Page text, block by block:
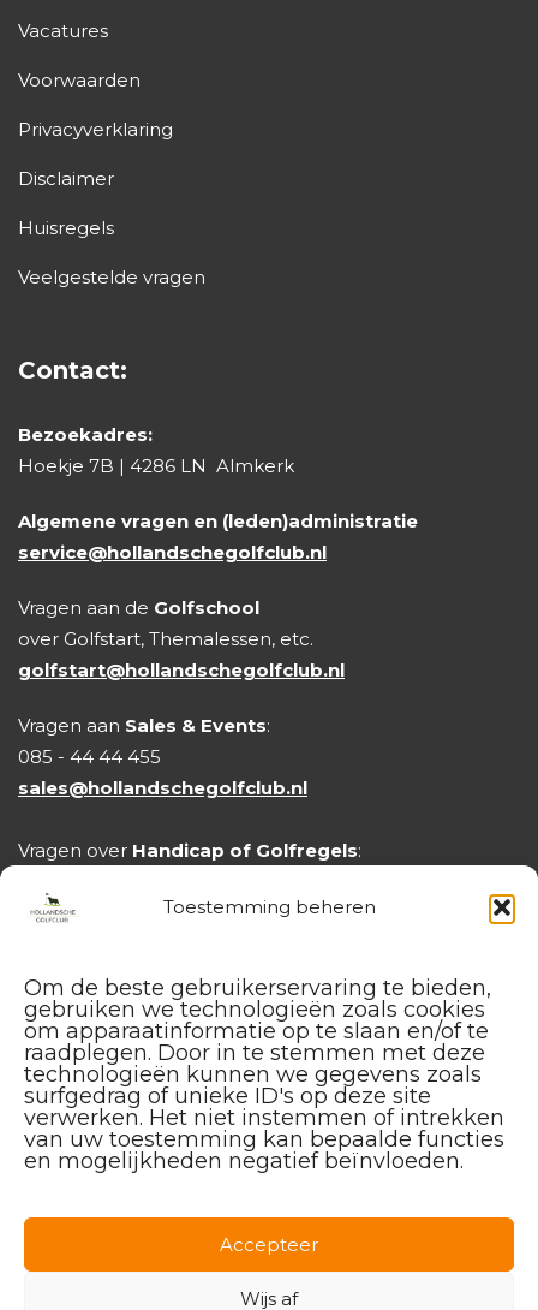
Toestemming beheren
Om de beste gebruikerservaring te bieden,
gebruiken we technologieën zoals cookies
om apparaatinformatie op te slaan en/of te
raadplegen. Door in te stemmen met deze
technologieën kunnen we gegevens zoals
surfgedrag of unieke ID's op deze site
verwerken. Het niet instemmen of intrekken
van uw toestemming kan bepaalde functies
en mogelijkheden negatief beïnvloeden.
Accepteer
Wijs af
Vacatures
Voorwaarden
Privacyverklaring
Disclaimer
Huisregels
Veelgestelde vragen
Contact:
Bezoekadres:
Hoekje 7B | 4286 LN Almkerk
Algemene vragen en (leden)administratie
service@hollandschegolfclub.nl
Vragen aan de Golfschool
over Golfstart, Themalessen, etc.
golfstart@hollandschegolfclub.nl
Vragen aan Sales & Events:
085 - 44 44 455
sales@hollandschegolfclub.nl
Vragen over Handicap of Golfregels:
Instagram